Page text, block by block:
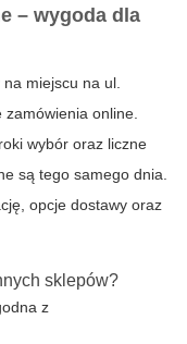
– wygoda dla
miejscu na ul.
zamówienia online.
wybór oraz liczne
są tego samego dnia.
opcje dostawy oraz
sklepów?
z